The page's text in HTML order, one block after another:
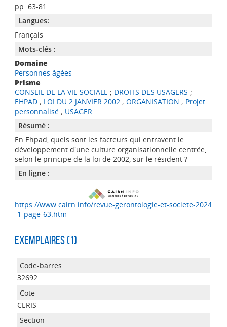
pp. 63-81
Langues:
Français
Mots-clés :
Domaine
Personnes âgées
Prisme
CONSEIL DE LA VIE SOCIALE ; DROITS DES USAGERS ;
EHPAD; LOI DU 2 JANVIER 2002; ORGANISATION ; Projet
personnalisé; USAGER
Résumé :
En Ehpad, quels sont les facteurs qui entravent le
développement d'une culture organisationnelle centrée,
selon le principe de la loi de 2002, sur le résident ?
En ligne :
https://www.cairn.info/revue-gerontologie-et-societe-2024
-1-page-63.htm
Exemplaires (1)
32692
CERIS